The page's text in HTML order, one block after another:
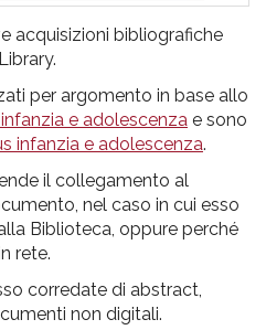
acquisizioni bibliografiche
per argomento in base allo
e adolescenza e sono
infanzia e adolescenza.
il collegamento al
nel caso in cui esso
Biblioteca, oppure perché
rete.
corredate di abstract,
non digitali.